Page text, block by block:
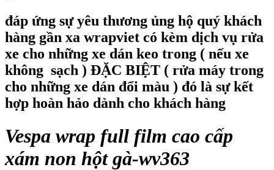
đáp ứng sự yêu thương ủng hộ quý khách
hàng gần xa wrapviet có kèm dịch vụ rửa
xe cho những xe dán keo trong ( nếu xe
không sạch ) ĐẶC BIỆT ( rửa máy trong
cho những xe dán đổi màu ) đó là sự kết
hợp hoàn hảo dành cho khách hàng
Vespa wrap full film cao cấp
xám non hột gà-wv363